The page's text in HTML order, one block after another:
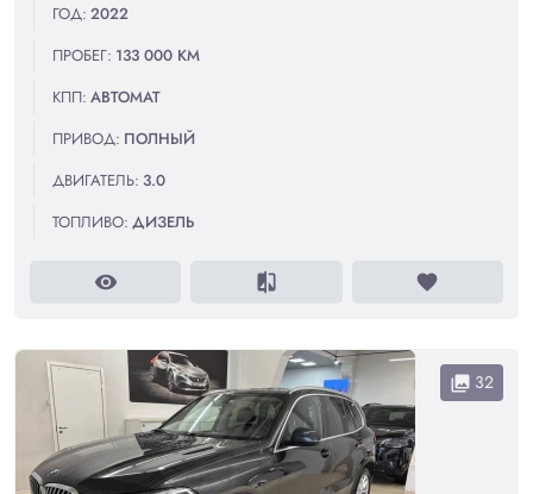
ГОД: 2022
ПРОБЕГ: 133 000 КМ
КПП: АВТОМАТ
ПРИВОД: ПОЛНЫЙ
ДВИГАТЕЛЬ: 3.0
ТОПЛИВО: ДИЗЕЛЬ
visibility compare favorite
collections 32